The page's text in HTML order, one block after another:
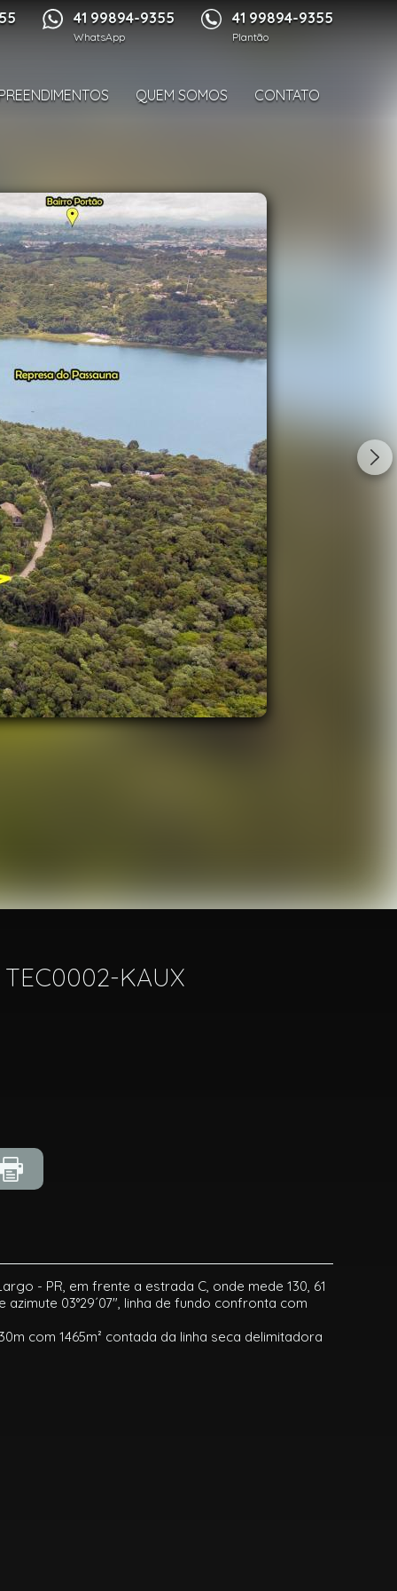
41 99894-9355
WhatsApp
41 99894-9355
Plantão
QUEM SOMOS CONTATO
KAUX
- PR, em frente a estrada C, onde mede 130, 61
03°29´07", linha de fundo confronta com
com 1465m² contada da linha seca delimitadora